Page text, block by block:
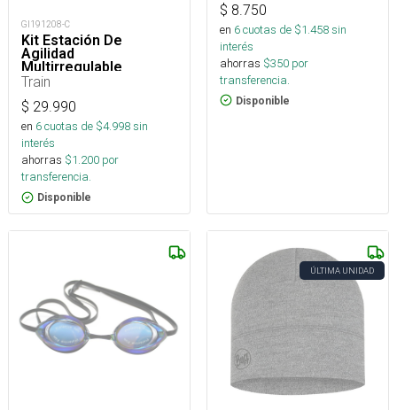
GI191208-C
Kit Estación De
Agilidad
Multirregulable
Train
$ 29.990
en 6cuotas de $4.998sin
interés
ahorras $1.200 por
transferencia.
Disponible
$ 8.750
en 6cuotas de $1.458sin
interés
ahorras $350 por
transferencia.
Disponible
ÚLTIMA UNIDAD